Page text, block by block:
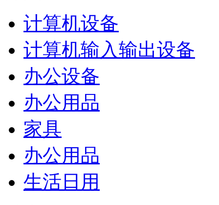
计算机设备
计算机输入输出设备
办公设备
办公用品
家具
办公用品
生活日用